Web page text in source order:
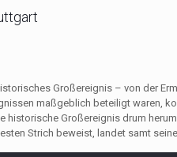
Großereignis – von der
maßgeblich beteiligt waren,
historische Großereignis drum
Strich beweist, landet samt